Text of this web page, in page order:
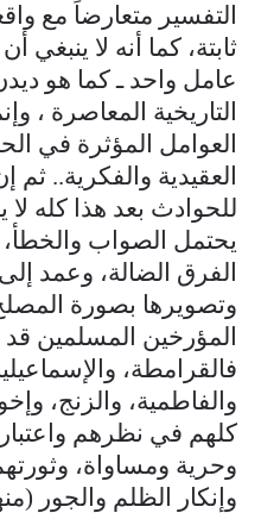
التفسير متعارضاً مع
ثابتة، كما أنه لا
عامل واحد ـ كما هو
التاريخية المعاصرة ،
العوامل المؤثرة في
العقيدية والفكرية.. ثم
للحوادث بعد هذا كله لا
يحتمل الصواب والخطأ،
الفرق الضالة، وعمد
وتصويرها بصورة
المؤرخين المسلمين قد
فالقرامطة،
والفاطمية، والزنج،
كلهم في نظرهم
وحرية ومساواة،
وإنكار الظلم والجور